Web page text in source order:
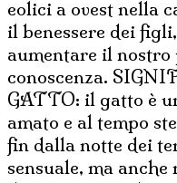
eolici a ovest nella
il benessere dei
aumentare il nostro
conoscenza.
GATTO: il gatto è
amato e al tempo
fin dalla notte dei
sensuale, ma